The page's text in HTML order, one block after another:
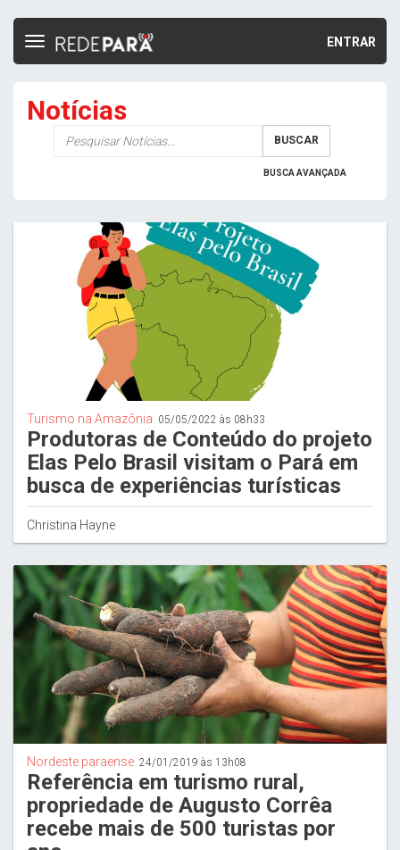
ENTRAR
Toggle
Notícias
BUSCAR
BUSCA AVANÇADA
Turismo na Amazônia 05/05/2022 às 08h33
Produtoras de Conteúdo do projeto
Elas Pelo Brasil visitam o Pará em
busca de experiências turísticas
Christina Hayne
Nordeste paraense 24/01/2019 às 13h08
Referência em turismo rural,
propriedade de Augusto Corrêa
recebe mais de 500 turistas por